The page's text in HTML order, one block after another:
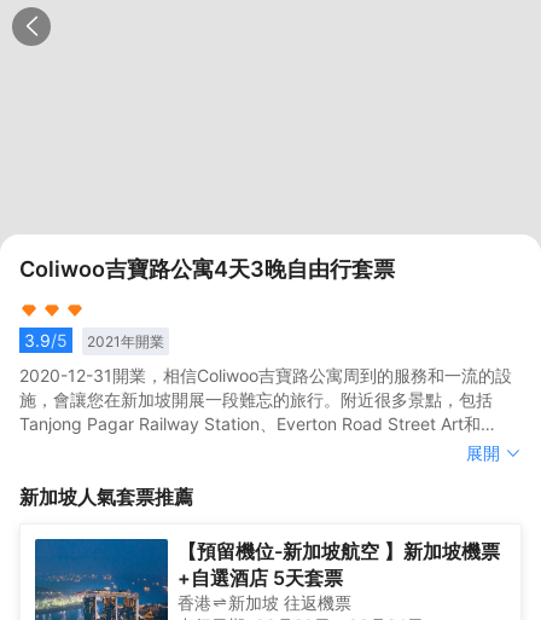
Coliwoo吉寶路公寓4天3晚自由行套票
3.9/5 2021年開業
2020-12-31開業，相信Coliwoo吉寶路公寓周到的服務和一流的設
施，會讓您在新加坡開展一段難忘的旅行。附近很多景點，包括
Tanjong Pagar Railway Station、Everton Road Street Art和
Gajah Gallery都離酒店不遠。</br>酒店為您在客房內配備了熨衣
水需求的旅客，酒店還為您提供了電熱水壺和咖啡壺/茶壺。除此之
</br>酒店休閒區提供了各類設施，您可以在這裏舒緩身心壓力。
2020-12-31開業，相信Coliwoo吉寶路公寓周到的服務和一流的設
Tanjong Pagar Railway Station、Everton Road Street Art和
設備、房內保險箱和空調，所有入住的客人均可便捷的使用。有飲
水需求的旅客，酒店還為您提供了電熱水壺和咖啡壺/茶壺。除此之
外，配備有拖鞋和24小時熱水的浴室是您消除一天疲勞的好地方。
展開
新加坡人氣套票推薦
【預留機位-新加坡航空 】新加坡機票
+自選酒店 5天套票
香港 新加坡 往返機票